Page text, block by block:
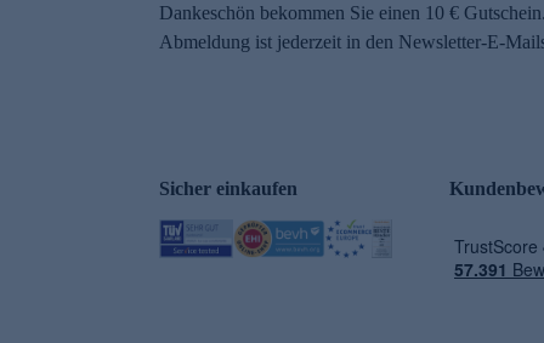
Dankeschön bekommen Sie einen 10 €
Abmeldung ist jederzeit in den Newsletter-E-
Sicher einkaufen